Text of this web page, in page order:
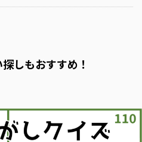
しもおすすめ！